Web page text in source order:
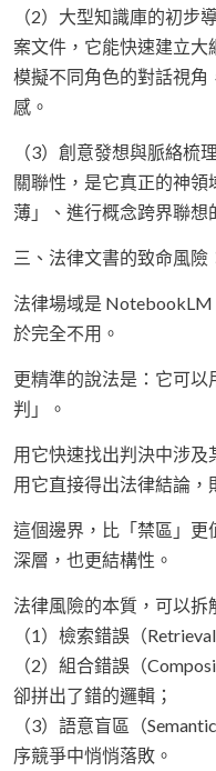
（2）大型知識庫的初步
案文件，它能快速建立大
模擬不同角色的對話視角
感。
（3）創意發想與脈絡梳
關聯性，是它真正的神
薄」、進行概念跨界聯想
三、法律文書的致命風
法律場域是
於完全不用。
更精準的說法是：它可
判」。
用它快速找出判決中涉及
用它直接得出法律結論，
這個邊界，比「禁區」更
深層，也更結構性。
法律風險的本質，可以拆
（1）檢索錯誤（
（2）組合錯誤（
卻拼出了錯的邏輯；
（3）語意盲區（
序競爭中悄悄落敗。